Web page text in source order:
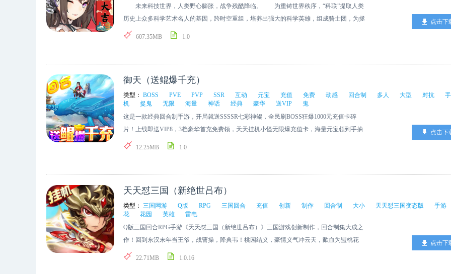
未来科技世界，人类野心膨胀，战争残酷降临。 为重铸世界秩序，“科联”提取人类
历史上众多科学艺术名人的基因，跨时空重组，培养出强大的科学英雄，组成骑士团，为拯
救人类命运而战。 你将指挥“物理”“化学”“生物”“工程”“人文”“艺术”六大学院的英雄们，
候，我随意翻起来家里书页泛黄的《希腊神话》、《罗马史诗》，我从那时起受中世纪骑士
文学的影响很深，总幻想自己是那个从喷火恶龙手中救出美丽公主的骑士，是敢于挑战可怕
的食人魔的勇敢骑士，是为了保护美丽的公主最后杀死抓走公主的巫师的英雄骑士，而这个
关于骑士的传说在我从少年变成男人以后开始有机会把他编入我的游戏梦里。 在现在这
个环境下做游戏太难了，能像我们一样坚守住这块阵地的都是出于对游戏最真挚的爱，都是
值得尊敬的同道中人。 骑士在我多年的人生认知中都是英雄的代名词，而在宇宙行星的
游耗费了两年的时间，打磨的不仅仅是产品本身的品质，同样也是自我修缮的过程，我已经
忘记推·翻了多少稿立绘，更改过多少次挂机界面，重画过几版战斗小人，只是为了在新的
要求句句精抠把玩家的反馈细化到游戏里，因为我们深知不被大众喜欢的，不被玩家认可的
都是不对的体验，我们感恩每一位玩家给我们的机会，更加感激那些在这么多次测试之后对
我们不离不弃的玩家。陪伴是最长情的告白，从一个游戏的制造者，转变成游戏的迷恋者的
607.35MB 1.0
点击下
御天（送鲲爆千充）
类型： BOSS PVE PVP SSR 互动 元宝 充值 免费 动感 回合制 多人 大型 对抗
机
捉鬼 无限 海量 神话 经典 豪华 送VIP
鬼
这是一款经典回合制手游，开局就送SSSSR七彩神鲲，全民刷BOSS狂爆1000元充值卡碎
片！上线即送VIP8，3档豪华首充免费领，天天挂机小怪无限爆充值卡，海量元宝领到手抽
筋！天天好友互动领超值豪礼！月卡只需1元，捉鬼历练必定7星！0元豪华礼包，天天领到
12.25MB 1.0
点击下
天天怼三国（新绝世吕布）
类型： 三国网游 Q版 RPG 三国回合 充值 创新 制作 回合制 大小 天天怼三国变态版 手游
花
花园 英雄
雷电
Q版三国回合RPG手游《天天怼三国（新绝世吕布）》三国游戏创新制作，回合制集大成之
作！回到东汉末年当王爷，战曹操，降典韦！桃园结义，豪情义气冲云天，歃血为盟桃花
园！煮酒论英雄，一震之威雷电威，天下豪强谁称王？官渡之战一统中原，赤壁之战三分天
22.71MB 1.0.16
点击下